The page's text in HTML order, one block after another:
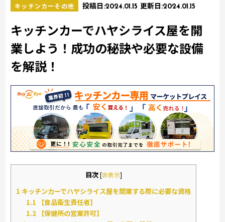
キッチンカーその他 投稿日:2024.01.15 更新日:2024.01.15
キッチンカーでハヤシライス屋を開
業しよう！成功の秘訣や必要な設備
を解説！
目次[非表示]
1 キッチンカーでハヤシライス屋を開業する際に必要な資格
1.1 【食品衛生責任者】
1.2 【保健所の営業許可】